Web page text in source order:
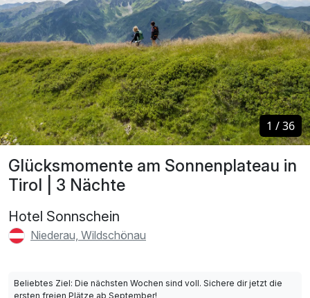
Glücksmomente am Sonnenplateau in
Tirol | 3 Nächte
Hotel Sonnschein
Niederau, Wildschönau
1 /36
1 /36
Beliebtes Ziel: Die nächsten Wochen sind voll. Sichere dir jetzt die
ersten freien Plätze ab September!